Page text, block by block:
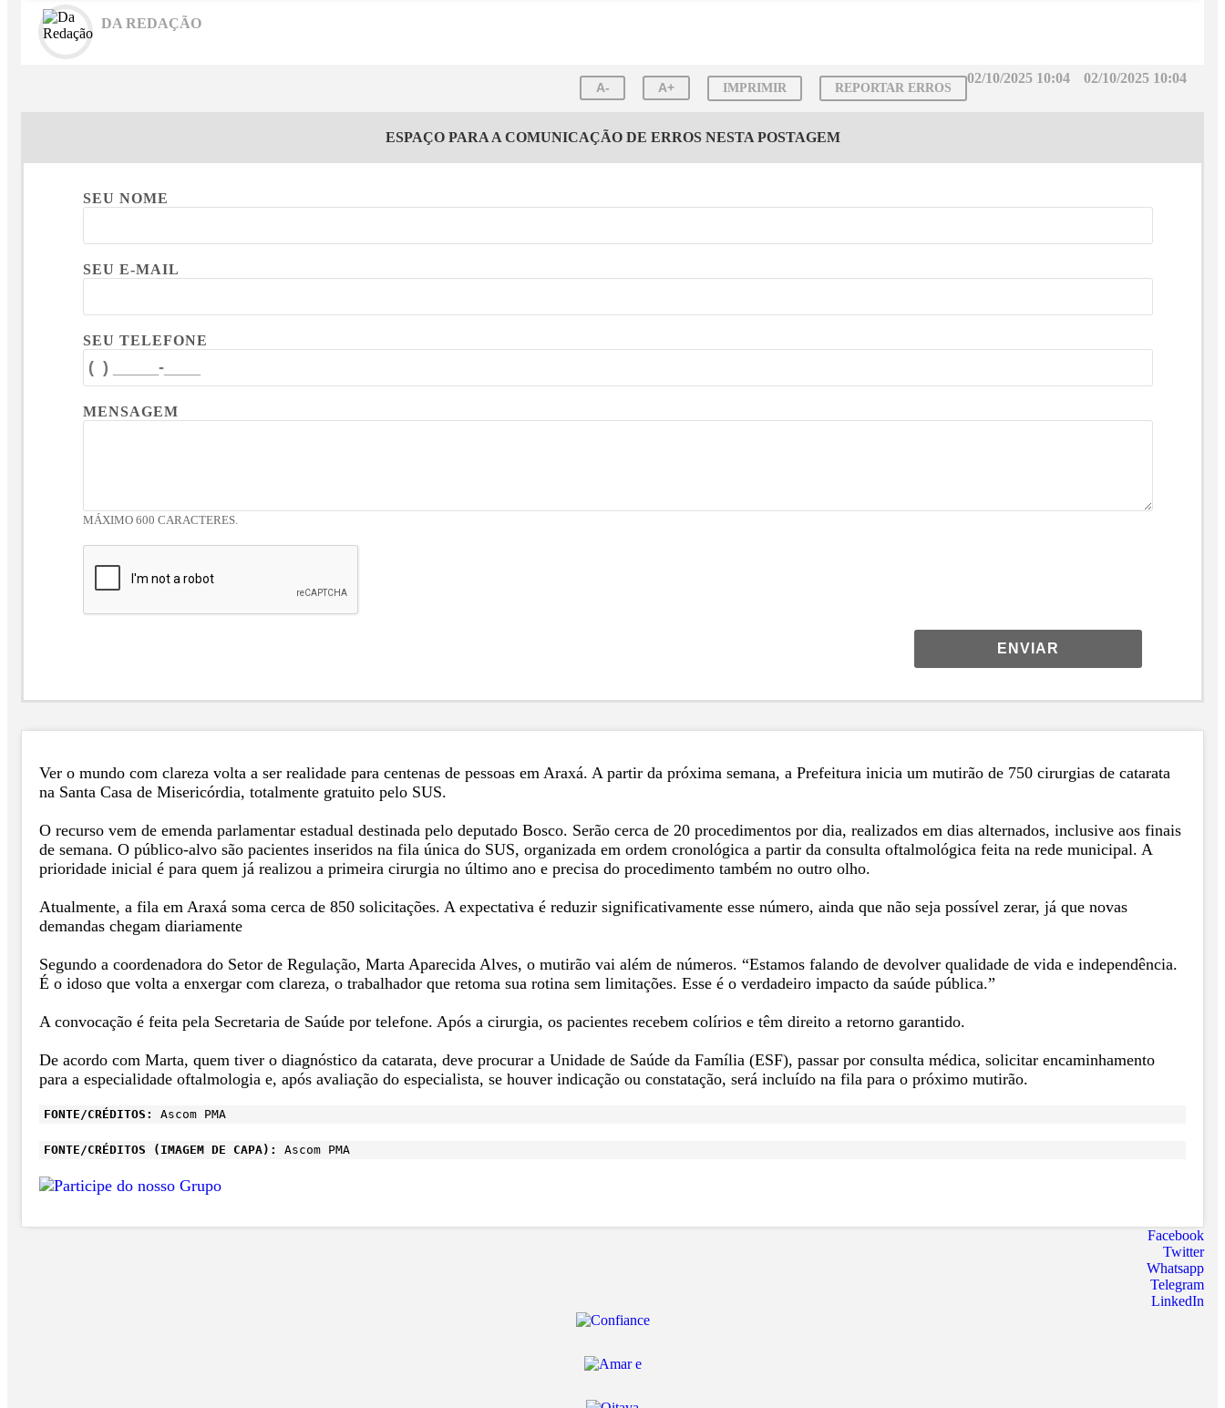
DA REDAÇÃO
02/10/2025 10:04
02/10/2025 10:04
A- A+ IMPRIMIR REPORTAR ERROS
ESPAÇO PARA A COMUNICAÇÃO DE ERROS NESTA POSTAGEM
SEU NOME
SEU E-MAIL
SEU TELEFONE
MENSAGEM
MÁXIMO 600 CARACTERES.
ENVIAR
Ver o mundo com clareza volta a ser realidade para centenas de pessoas em Araxá. A partir da próxima semana, a Prefeitura inicia um mutirão de 750 cirurgias de catarata
na Santa Casa de Misericórdia, totalmente gratuito pelo SUS.
O recurso vem de emenda parlamentar estadual destinada pelo deputado Bosco. Serão cerca de 20 procedimentos por dia, realizados em dias alternados, inclusive aos finais
de semana. O público-alvo são pacientes inseridos na fila única do SUS, organizada em ordem cronológica a partir da consulta oftalmológica feita na rede municipal. A
prioridade inicial é para quem já realizou a primeira cirurgia no último ano e precisa do procedimento também no outro olho.
Atualmente, a fila em Araxá soma cerca de 850 solicitações. A expectativa é reduzir significativamente esse número, ainda que não seja possível zerar, já que novas
demandas chegam diariamente
Segundo a coordenadora do Setor de Regulação, Marta Aparecida Alves, o mutirão vai além de números. “Estamos falando de devolver qualidade de vida e independência.
É o idoso que volta a enxergar com clareza, o trabalhador que retoma sua rotina sem limitações. Esse é o verdadeiro impacto da saúde pública.”
A convocação é feita pela Secretaria de Saúde por telefone. Após a cirurgia, os pacientes recebem colírios e têm direito a retorno garantido.
De acordo com Marta, quem tiver o diagnóstico da catarata, deve procurar a Unidade de Saúde da Família (ESF), passar por consulta médica, solicitar encaminhamento
para a especialidade oftalmologia e, após avaliação do especialista, se houver indicação ou constatação, será incluído na fila para o próximo mutirão.
FONTE/CRÉDITOS: Ascom PMA
FONTE/CRÉDITOS (IMAGEM DE CAPA): Ascom PMA
Facebook
Twitter
Whatsapp
Telegram
LinkedIn